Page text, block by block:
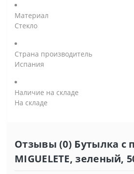
Материал
Стекло
Страна производитель
Испания
Наличие на складе
На складе
Отзывы (0) Бутылка с
MIGUELETE, зеленый,